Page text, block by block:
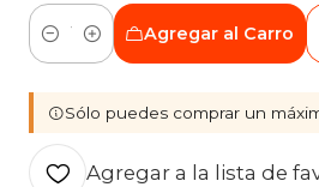
Cantidad
Agregar al Carro
Sólo puedes comprar un
Agregar a la lista de